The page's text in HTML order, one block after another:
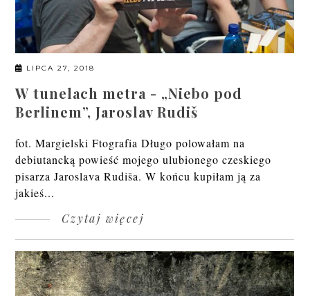
LIPCA 27, 2018
W tunelach metra - „Niebo pod
Berlinem”, Jaroslav Rudiš
fot. Margielski Ftografia Długo polowałam na
debiutancką powieść mojego ulubionego czeskiego
pisarza Jaroslava Rudiša. W końcu kupiłam ją za
jakieś...
Czytaj więcej